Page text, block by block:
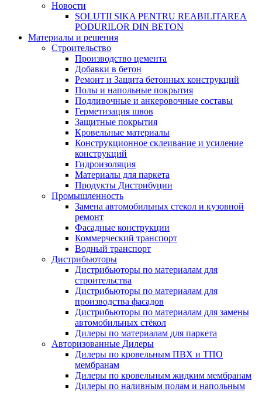
Новости
SOLUTII SIKA PENTRU REABILITAREA
PODURILOR DIN BETON
Материалы и решения
Cтроительство
Производство цемента
Добавки в бетон
Ремонт и Защита бетонных конструкций
Полы и напольные покрытия
Подливочные и анкеровочные составы
Герметизация швов
Защитные покрытия
Кровельные материалы
Конструкционное склеивание и усиление
конструкций
Гидроизоляция
Материалы для паркета
Продукты Дистрибуции
Промышленность
Замена автомобильных стекол и кузовной
ремонт
Фасадные конструкции
Коммерческий транспорт
Водный транспорт
Дистрибьюторы
Дистрибьюторы по материалам для
строительства
Дистрибьюторы по материалам для
производcтва фасадов
Дистрибьюторы по материалам для замены
автомобильных стёкол
Дилеры по материалам для паркета
Aвторизованные Дилеры
Дилеры по кровельным ПВХ и ТПО
мембранам
Дилеры по кровельным жидким мембранам
Дилеры по наливным полам и напольным